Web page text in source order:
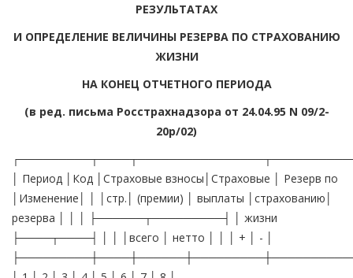
РЕЗУЛЬТАТАХ
И ОПРЕДЕЛЕНИЕ ВЕЛИЧИНЫ РЕЗЕРВА ПО СТРАХОВАНИЮ
ЖИЗНИ
НА КОНЕЦ ОТЧЕТНОГО ПЕРИОДА
(в ред. письма Росстрахнадзора от 24.04.95 N 09/2-
20р/02)
│ Период │Код │Страховые взносы│Страховые │ Резерв по
│Изменение│ │ │стр.│ (премии) │ выплаты │страхованию│
резерва │ │ │ ├──────┬─────────┤ │ жизни
├────┬────┤ │ │ │всего │ нетто │ │ │ + │ - │